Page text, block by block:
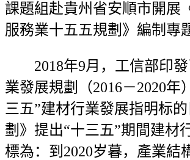
課題組赴貴州省安順市開展
服務業十五五規劃》編制專
2018年9月，工信部印發
業發展規劃（2016－2020年
三五”建材行業發展指明标
劃》提出“十三五”期間建材
標為：到2020岁暮，產業結